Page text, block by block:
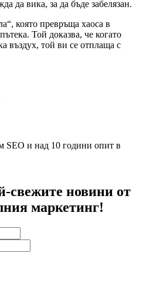
да вика, за да бъде забелязан.
която превръща хаоса в
Той доказва, че когато
въздух, той ви се отплаща с
SEO и над 10 години опит в
свежите новини от
маркетинг!